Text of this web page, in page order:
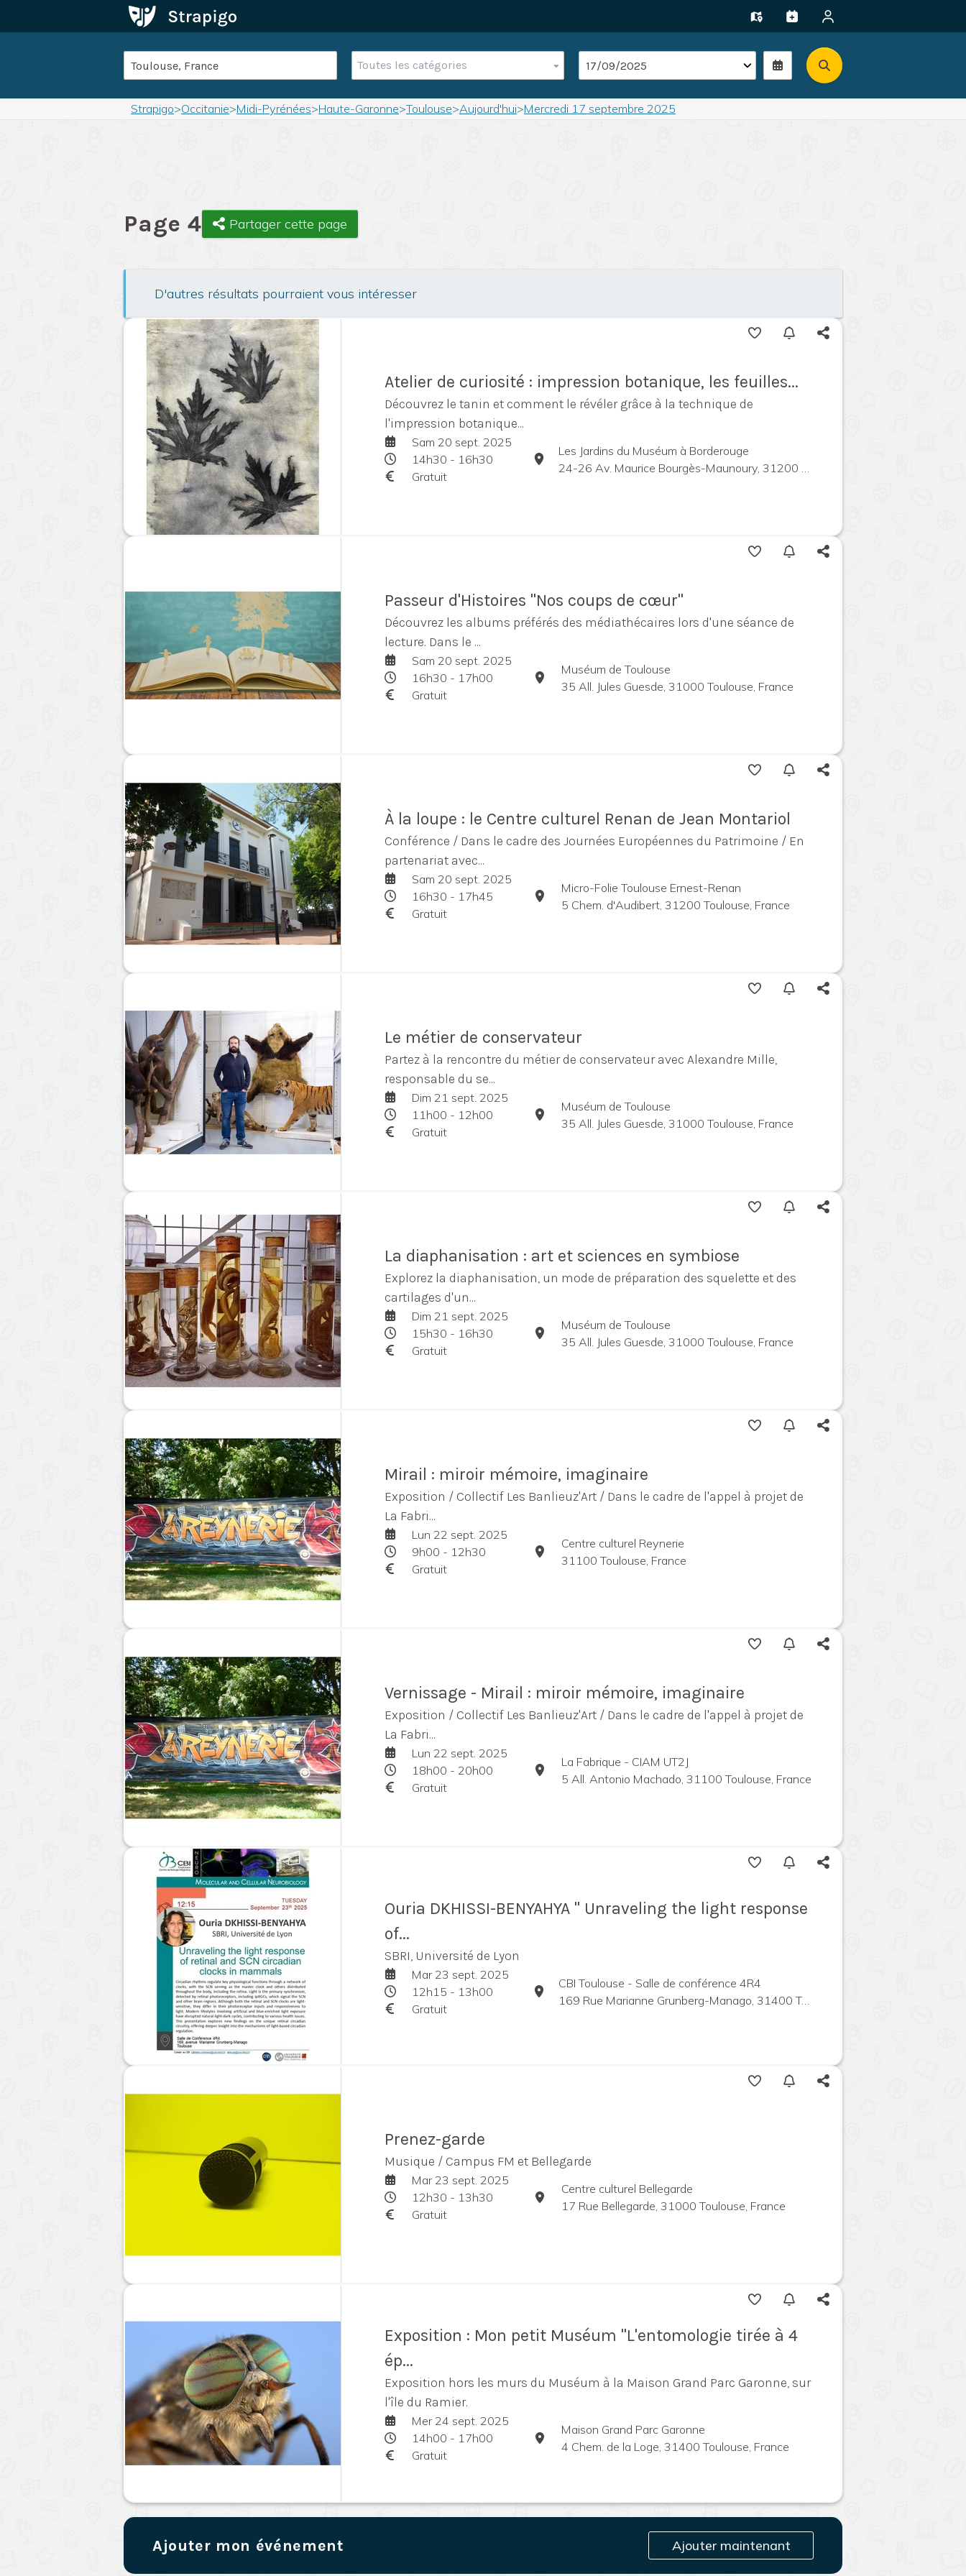
Toutes les catégories
Strapigo>Occitanie>Midi-Pyrénées>Haute-Garonne>Toulouse>Aujourd'hui>Mercredi 17 septembre 2025
Page 4 Partager cette page
D'autres résultats pourraient vous intéresser
Atelier de curiosité : impression botanique, les feuilles...
Découvrez le tanin et comment le révéler grâce à la technique de
l'impression botanique...
Sam 20 sept. 2025
14h30 - 16h30
Gratuit
Les Jardins du Muséum à Borderouge
24-26 Av. Maurice Bourgès-Maunoury, 31200 Toulouse, France
Passeur d'Histoires "Nos coups de cœur"
Découvrez les albums préférés des médiathécaires lors d'une séance de
lecture. Dans le ...
Sam 20 sept. 2025
16h30 - 17h00
Gratuit
Muséum de Toulouse
35 All. Jules Guesde, 31000 Toulouse, France
À la loupe : le Centre culturel Renan de Jean Montariol
Conférence / Dans le cadre des Journées Européennes du Patrimoine / En
partenariat avec...
Sam 20 sept. 2025
16h30 - 17h45
Gratuit
Micro-Folie Toulouse Ernest-Renan
5 Chem. d'Audibert, 31200 Toulouse, France
Le métier de conservateur
Partez à la rencontre du métier de conservateur avec Alexandre Mille,
responsable du se...
Dim 21 sept. 2025
11h00 - 12h00
Gratuit
Muséum de Toulouse
35 All. Jules Guesde, 31000 Toulouse, France
La diaphanisation : art et sciences en symbiose
Explorez la diaphanisation, un mode de préparation des squelette et des
cartilages d'un...
Dim 21 sept. 2025
15h30 - 16h30
Gratuit
Muséum de Toulouse
35 All. Jules Guesde, 31000 Toulouse, France
Mirail : miroir mémoire, imaginaire
Exposition / Collectif Les Banlieuz'Art / Dans le cadre de l'appel à projet de
La Fabri...
Lun 22 sept. 2025
9h00 - 12h30
Gratuit
Centre culturel Reynerie
31100 Toulouse, France
Vernissage - Mirail : miroir mémoire, imaginaire
Exposition / Collectif Les Banlieuz'Art / Dans le cadre de l'appel à projet de
La Fabri...
Lun 22 sept. 2025
18h00 - 20h00
Gratuit
La Fabrique - CIAM UT2J
5 All. Antonio Machado, 31100 Toulouse, France
Ouria DKHISSI-BENYAHYA " Unraveling the light response
of...
SBRI, Université de Lyon
Mar 23 sept. 2025
12h15 - 13h00
Gratuit
CBI Toulouse - Salle de conférence 4R4
169 Rue Marianne Grunberg-Manago, 31400 Toulouse, France
Prenez-garde
Musique / Campus FM et Bellegarde
Mar 23 sept. 2025
12h30 - 13h30
Gratuit
Centre culturel Bellegarde
17 Rue Bellegarde, 31000 Toulouse, France
Exposition : Mon petit Muséum "L'entomologie tirée à 4
ép...
Exposition hors les murs du Muséum à la Maison Grand Parc Garonne, sur
l'île du Ramier.
Mer 24 sept. 2025
14h00 - 17h00
Gratuit
Maison Grand Parc Garonne
4 Chem. de la Loge, 31400 Toulouse, France
Ajouter mon événement Ajouter maintenant